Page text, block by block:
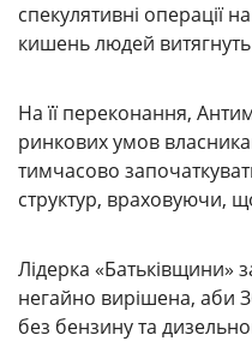
спекулятивні операції
кишень людей
На її переконання,
ринкових умов
тимчасово
структур, враховуючи,
Лідерка «Батьківщини»
негайно вирішена, аби
без бензину та